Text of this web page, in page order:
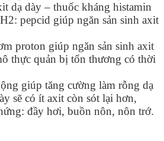
dạ dày – thuốc kháng histamin
pepcid giúp ngăn sản sinh axit
proton giúp ngăn sản sinh axit
thực quản bị tổn thương có thời
giúp tăng cường làm rỗng dạ
sẽ có ít axit còn sót lại hơn,
đầy hơi, buồn nôn, nôn trớ.